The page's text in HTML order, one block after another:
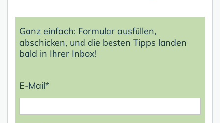
Ganz einfach: Formular ausfüllen,
abschicken, und die besten Tipps landen
bald in Ihrer Inbox!
E-Mail*